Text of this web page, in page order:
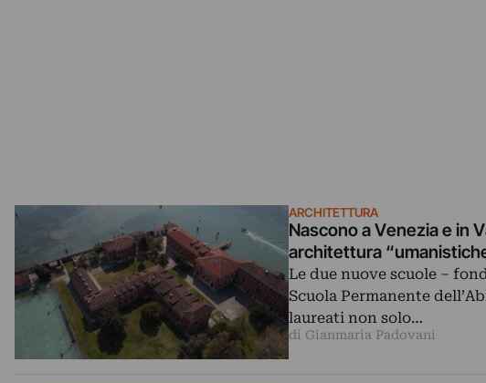
ARCHITETTURA
Nascono a Venezia e in
architettura
Le due nuove scuole –
Scuola Permanente
laureati non solo…
di Gianmaria Padovani